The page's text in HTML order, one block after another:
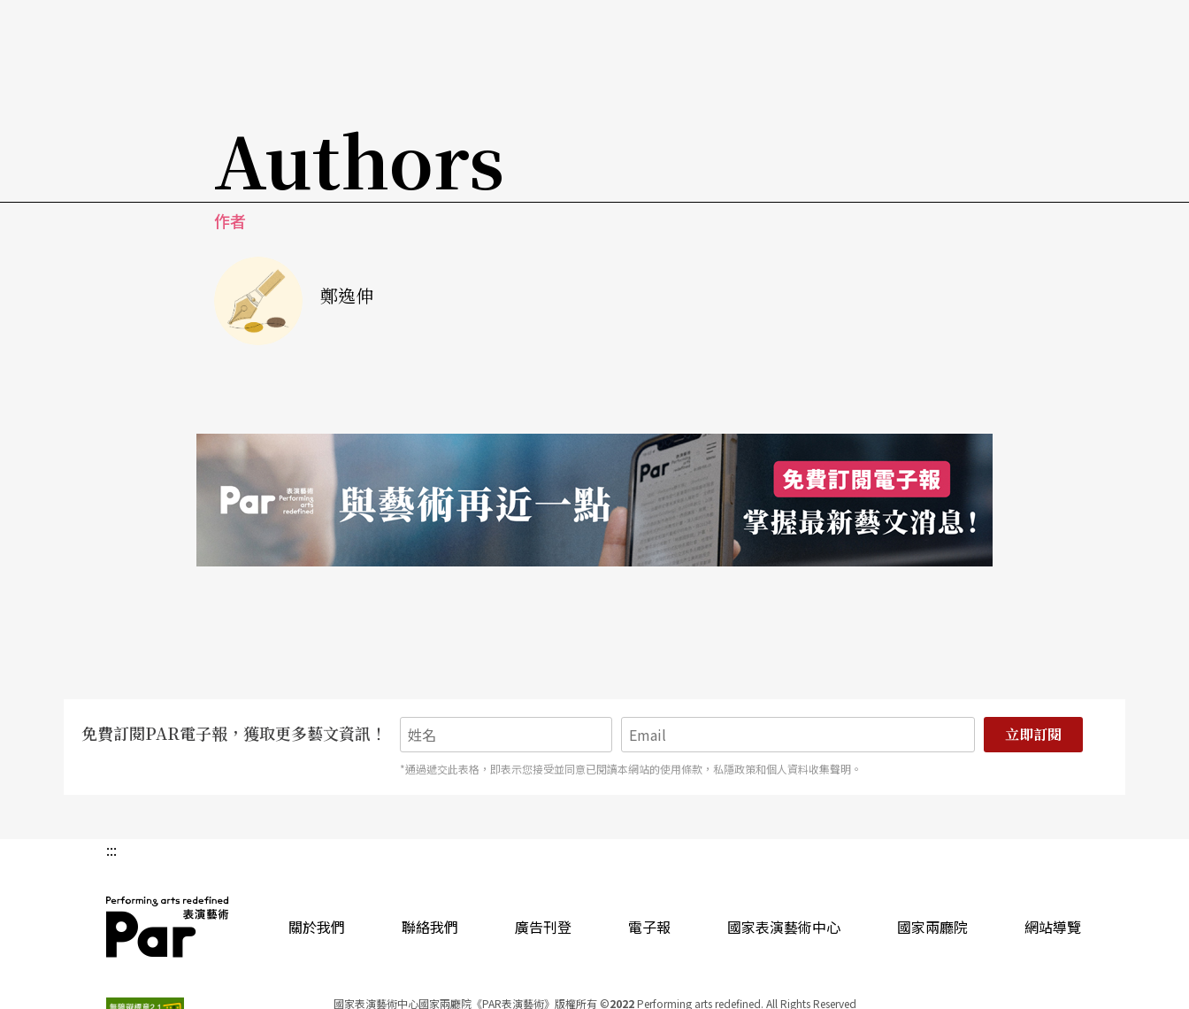
角色，而是活生生你我周遭可以遇見的人物，甚至連場景也從在地台中開展，這是一齣充滿人性
且入世的歌劇，你我一定都能輕易地品嚐體會。」曾道雄說。
讓歌劇成為一種優雅的生活方式
臺中國家歌劇院首次上演《浮士德》，曾道雄滿懷著返鄉回饋的心情，從當年臺中師範學校（現
臺中教育大學）畢業，曾道雄看見台中市以文化城自居的決心與潛力，有臺中國家歌劇院與台中
這次的製作，能拋磚引玉，讓歌劇院成為培育本國藝術工作者的基地，讓藝術人才能量真正成為
國力，否則一次製作後，布景拆了，人才還是繼續四處流浪。」
但要怎麼讓一齣包含了音樂、宗教、歷史、文學，以法文演唱的歌劇，讓大家都能體驗到箇中滋
味？助理導演陳仕弦說，這次製作團隊下了大標：「讓歌劇成為優雅的生活方式」，他以新世代
大師音樂會講座中，曾道雄更將親自現身說劇，並由歌手選粹演出，引領你我沉浸在浮士德的世
界。陳仕弦說：「西方歌劇院是為大眾而設的舞台，除了演出更具有社交功能，我們開闢這些活
動，目的即在於解構歌劇中的諸多元素，讓大家藉著輕鬆社交的心情，更了解歌劇。」
的：「要讓觀眾懷著莊敬的心情來看《浮士德》，然後，留著眼淚走出劇場。」
Authors
作者
鄭逸伸
免費訂閱PAR電子報，獲取更多藝文資訊！ 立即訂閱
*通過遞交此表格，即表示您接受並同意已閱讀本網站的使用條款，私隱政策和個人資料收集聲明。
:::
關於我們 聯絡我們 廣告刊登 電子報 國家表演藝術中心 國家兩廳院 網站導覽
國家表演藝術中心國家兩廳院《PAR表演藝術》版權所有©2022Performing arts redefined. All Rights Reserved